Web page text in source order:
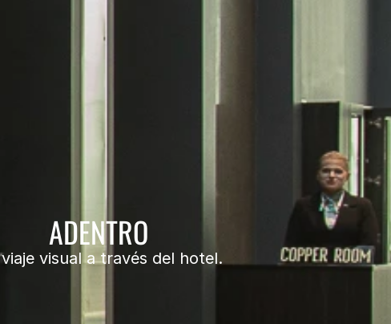
ADENTRO
visual a través del hotel.